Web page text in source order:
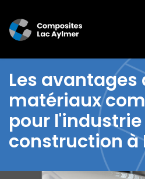
(Produits / Services )
Les avantages
matériaux
pour l'industrie
construction à